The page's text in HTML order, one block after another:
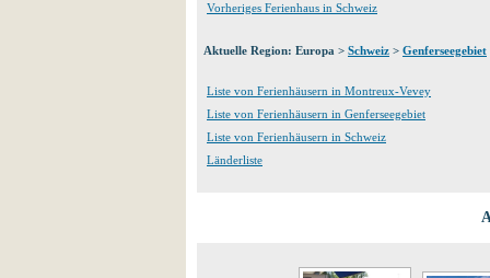
Vorheriges Ferienhaus in Schweiz
Aktuelle Region: Europa > Schweiz > Genferseegebiet
Liste von Ferienhäusern in Montreux-Vevey
Liste von Ferienhäusern in Genferseegebiet
Liste von Ferienhäusern in Schweiz
Länderliste